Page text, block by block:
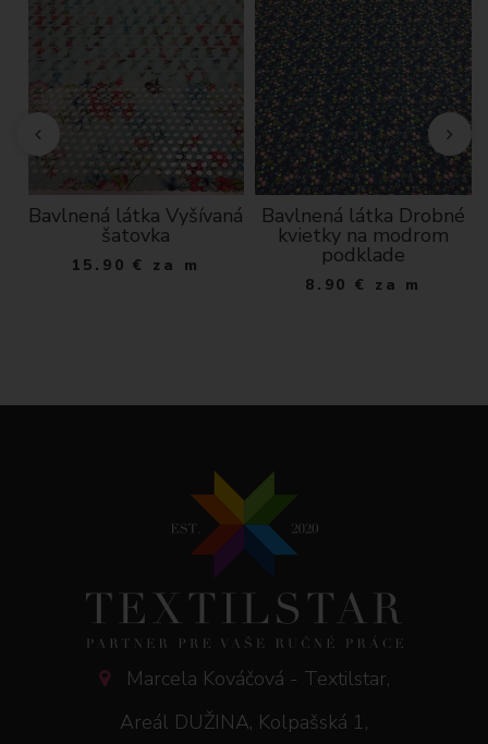
Bavlnená látka Vyšívaná
šatovka
15.90 € za m
Bavlnená látka Drobné
kvietky na modrom
podklade
8.90 € za m
Marcela Kováčová - Textilstar,
Areál DUŽINA, Kolpašská 1,